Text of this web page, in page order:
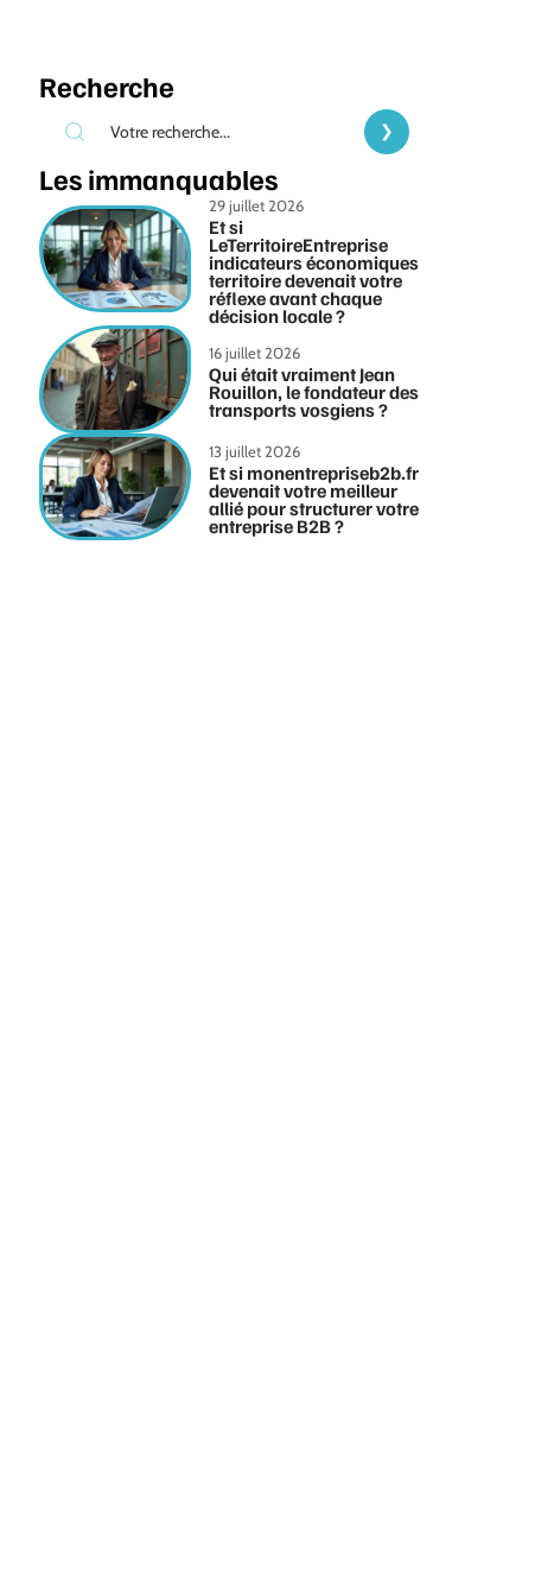
Recherche
Les immanquables
29 juillet 2026
Et si
LeTerritoireEntreprise
indicateurs économiques
territoire devenait votre
réflexe avant chaque
décision locale ?
16 juillet 2026
Qui était vraiment Jean
Rouillon, le fondateur des
transports vosgiens ?
13 juillet 2026
Et si monentrepriseb2b.fr
devenait votre meilleur
allié pour structurer votre
entreprise B2B ?